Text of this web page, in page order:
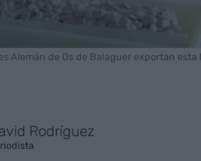
Alemán de Os de Balaguer exportan
Rodríguez